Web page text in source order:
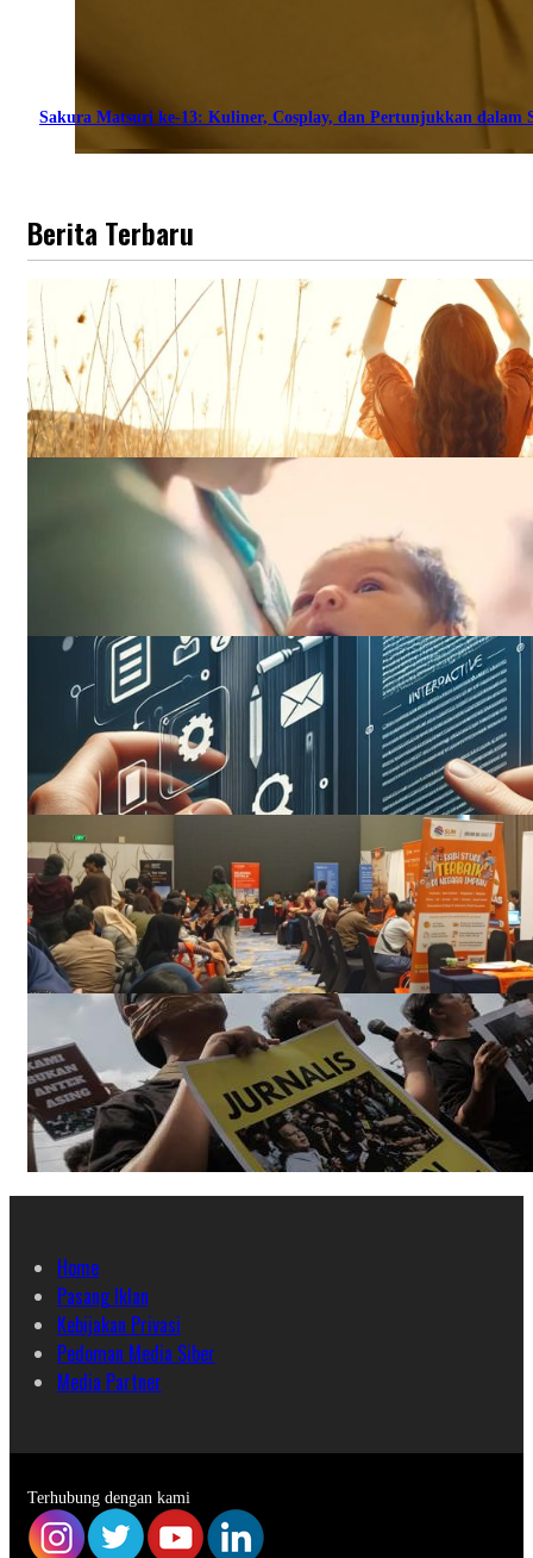
Sakura Matsuri ke-13: Kuliner, Cosplay, dan Pertunjukkan dalam
Berita Terbaru
Home
Pasang Iklan
Kebijakan Privasi
Pedoman Media Siber
Media Partner
Terhubung dengan kami